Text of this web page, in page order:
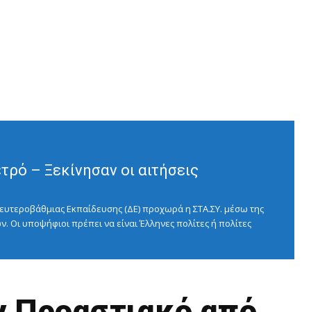
– Ξεκίνησαν οι αιτήσεις
Εκπαίδευσης (ΔΕ) προχωρά η ΣΤΑ.ΣΥ. μέσω της
Οι υποψήφιοι πρέπει να είναι Έλληνες πολίτες ή πολίτες